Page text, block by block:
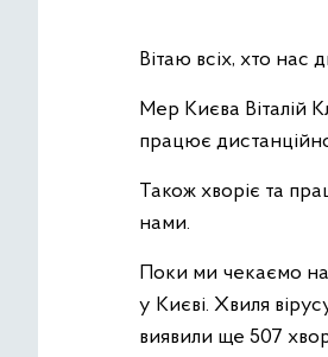
Вітаю всіх, хто нас
Мер Києва Віталій
працює
Також хворіє та
нами.
Поки ми чекаємо
у Києві. Хвиля
виявили ще 507